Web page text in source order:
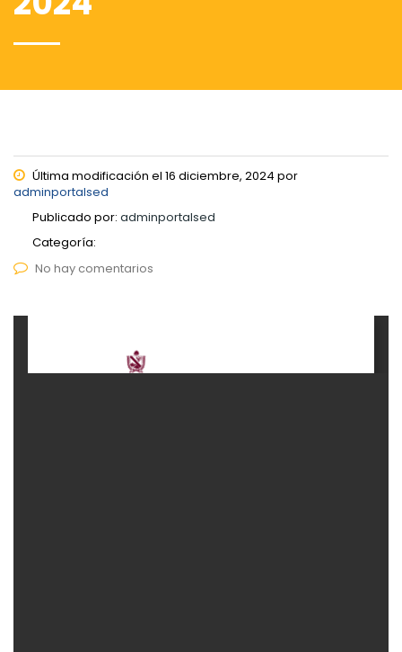
Última modificación el 16 diciembre, 2024 por
adminportalsed
Publicado por: adminportalsed
Categoría:
No hay comentarios